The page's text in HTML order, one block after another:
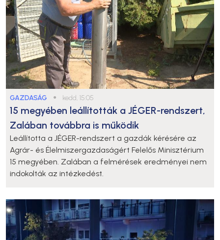
GAZDASÁG ● kedd, 15:05
15 megyében leállították a JÉGER-rendszert,
Zalában továbbra is működik
Leállította a JÉGER-rendszert a gazdák kérésére az
Agrár- és Élelmiszergazdaságért Felelős Minisztérium
15 megyében. Zalában a felmérések eredményei nem
indokolták az intézkedést.